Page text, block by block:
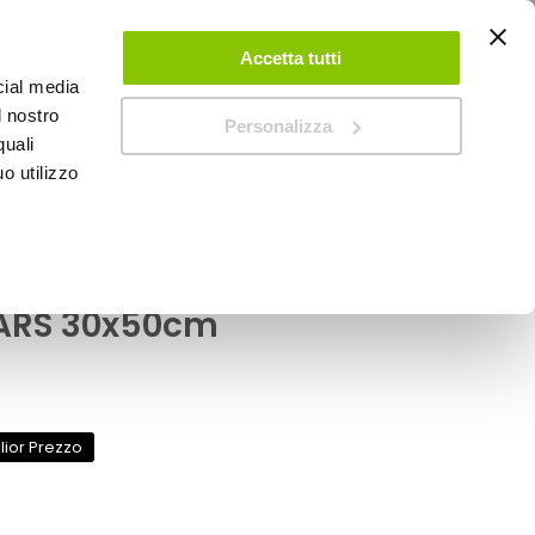
media
nostro
utilizzo
Accetta tutti
Personalizza
ACCEDI CREA UN ACCOUNT CONTATTACI
30x50cm
Prezzo